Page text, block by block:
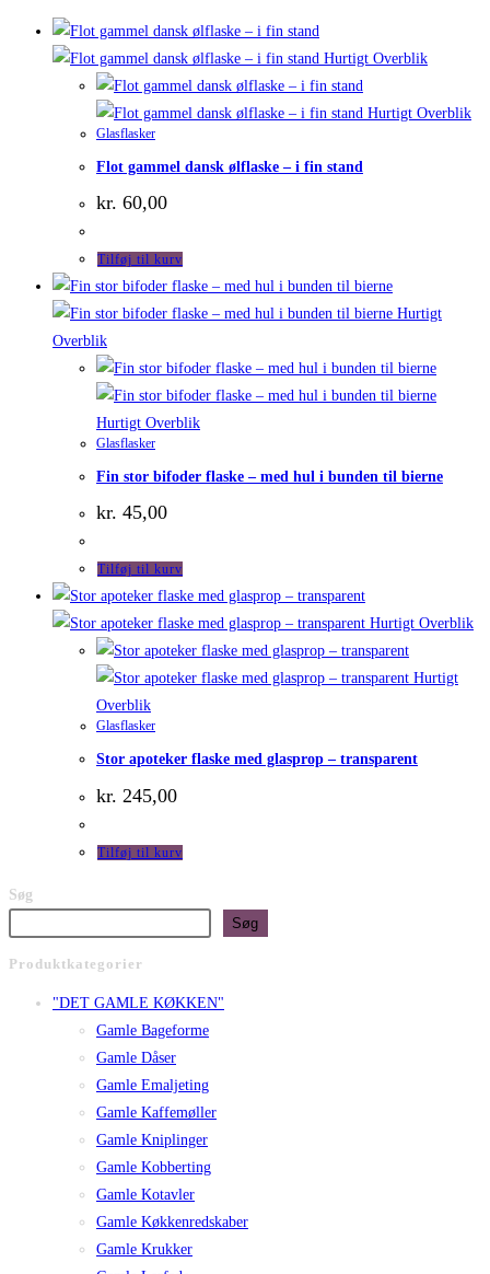
Hurtigt Overblik
Hurtigt Overblik
Glasflasker
Flot gammel dansk ølflaske – i fin stand
kr. 60,00
Tilføj til kurv
Hurtigt
Overblik
Hurtigt Overblik
Glasflasker
Fin stor bifoder flaske – med hul i bunden til bierne
kr. 45,00
Tilføj til kurv
Hurtigt Overblik
Hurtigt
Overblik
Glasflasker
Stor apoteker flaske med glasprop – transparent
kr. 245,00
Tilføj til kurv
Søg
Søg
Produktkategorier
"DET GAMLE KØKKEN"
Gamle Bageforme
Gamle Dåser
Gamle Emaljeting
Gamle Kaffemøller
Gamle Kniplinger
Gamle Kobberting
Gamle Kotavler
Gamle Køkkenredskaber
Gamle Krukker